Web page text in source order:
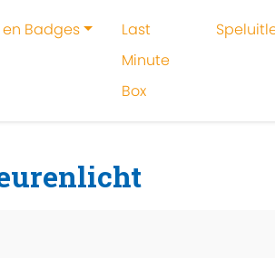
Badges
Last
Minute
BoxLightpainting met